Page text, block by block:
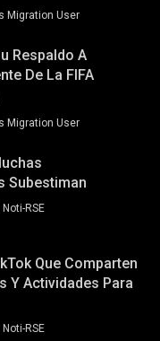
Migration User
Respaldo A
De La FIFA
Migration User
Subestiman
Noti-RSE
Que Comparten
Y Actividades Para
Noti-RSE